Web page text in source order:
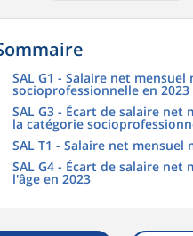
SAL G1 - Salaire net
socioprofessionnelle en 2023
SAL G3 - Écart de salaire net
la catégorie
SAL T1 - Salaire net mensuel
SAL G4 - Écart de salaire net
l'âge en 2023